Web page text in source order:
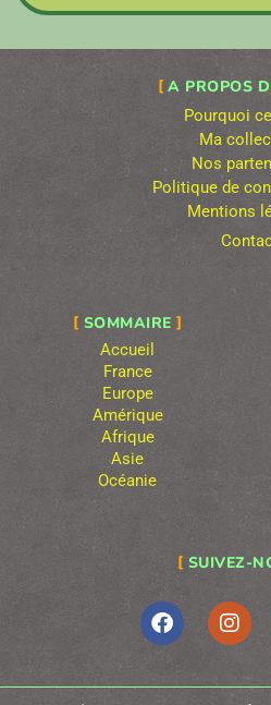
A PROPOS
Pourquoi
Ma
Nos
Politique de
Mentions
SOMMAIRE
Accueil
France
Europe
Amérique
Afrique
Asie
Océanie
SUIVEZ-